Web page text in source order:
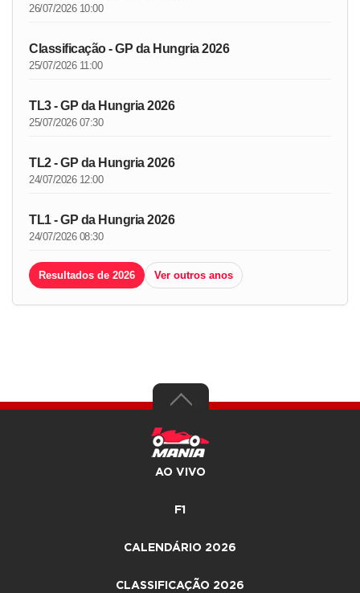
26/07/2026 10:00
Classificação - GP da Hungria 2026
25/07/2026 11:00
TL3 - GP da Hungria 2026
25/07/2026 07:30
TL2 - GP da Hungria 2026
24/07/2026 12:00
TL1 - GP da Hungria 2026
24/07/2026 08:30
Resultados de 2026 Ver outros anos
AO VIVO
F1
CALENDÁRIO 2026
CLASSIFICAÇÃO 2026